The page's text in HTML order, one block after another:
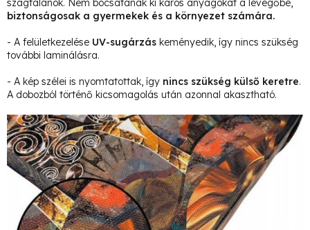
szagtalanok. Nem bocsátanak ki káros anyagokat a levegőbe,
biztonságosak a gyermekek és a környezet számára.
- A felületkezelése UV-sugárzás keményedik, így nincs szükség
további laminálásra.
- A kép szélei is nyomtatottak, így nincs szükség külső keretre.
A dobozból történő kicsomagolás után azonnal akasztható.